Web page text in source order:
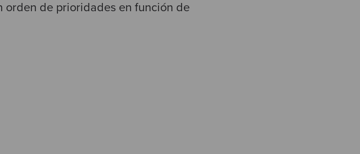
orden de prioridades en función de